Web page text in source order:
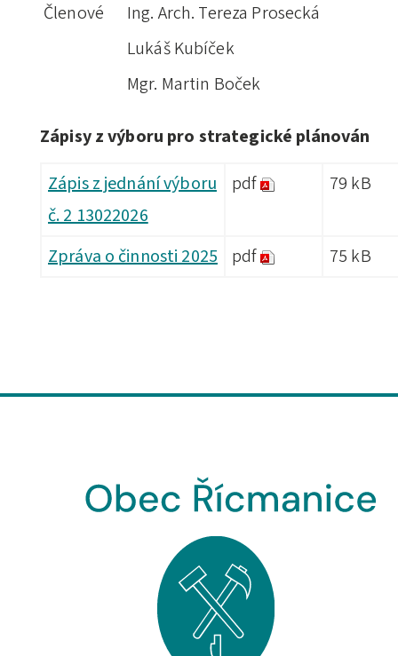
Členové
Ing. Arch. Tereza Prosecká
Lukáš Kubíček
Mgr. Martin Boček
Zápisy z výboru pro strategické plánován
Zápis z jednání výboru
č. 2 13022026
pdf 79 kB
Zpráva o činnosti 2025 pdf 75 kB